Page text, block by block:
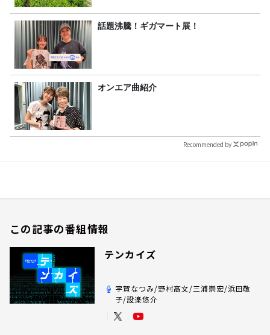
話題沸騰！ギガマート展！
オンエア曲紹介
Recommended by
この記事の番組情報
テンカイズ
宇賀なつみ/野村高文/三浦崇宏/浜田敬
子/設楽悠介